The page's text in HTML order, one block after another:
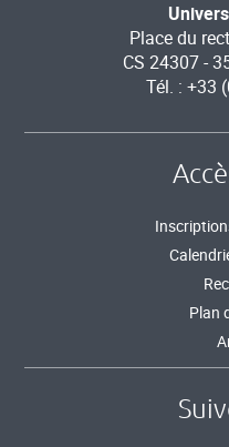
Place du
CS 24307 -
Tél. : +33
Plan